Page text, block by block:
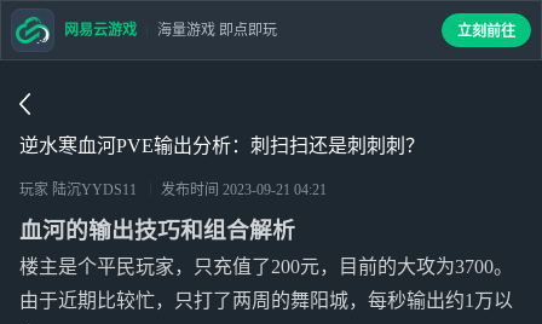
逆水寒血河PVE输出分析：刺扫扫还是刺刺刺？
玩家 陆沉YYDS11 发布时间 2023-09-21 04:21
血河的输出技巧和组合解析
楼主是个平民玩家，只充值了200元，目前的大攻为3700。
由于近期比较忙，只打了两周的舞阳城，每秒输出约1万以
网易云游戏 海量游戏 即点即玩 立刻前往